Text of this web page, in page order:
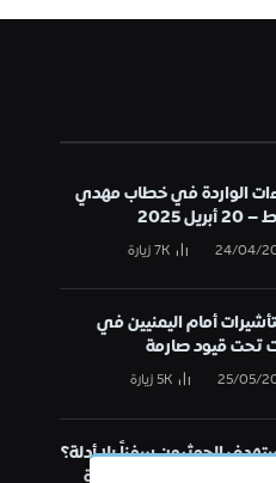
الواردة في خطاب مهدي
2025
24/04/
7Kزيارة
أمام اليمنيين في
تحت قيود صارمة
25/05/
5Kزيارة
الحوثيون سفناً بلا أدلة؟
في قائمة الهجمات البحرية